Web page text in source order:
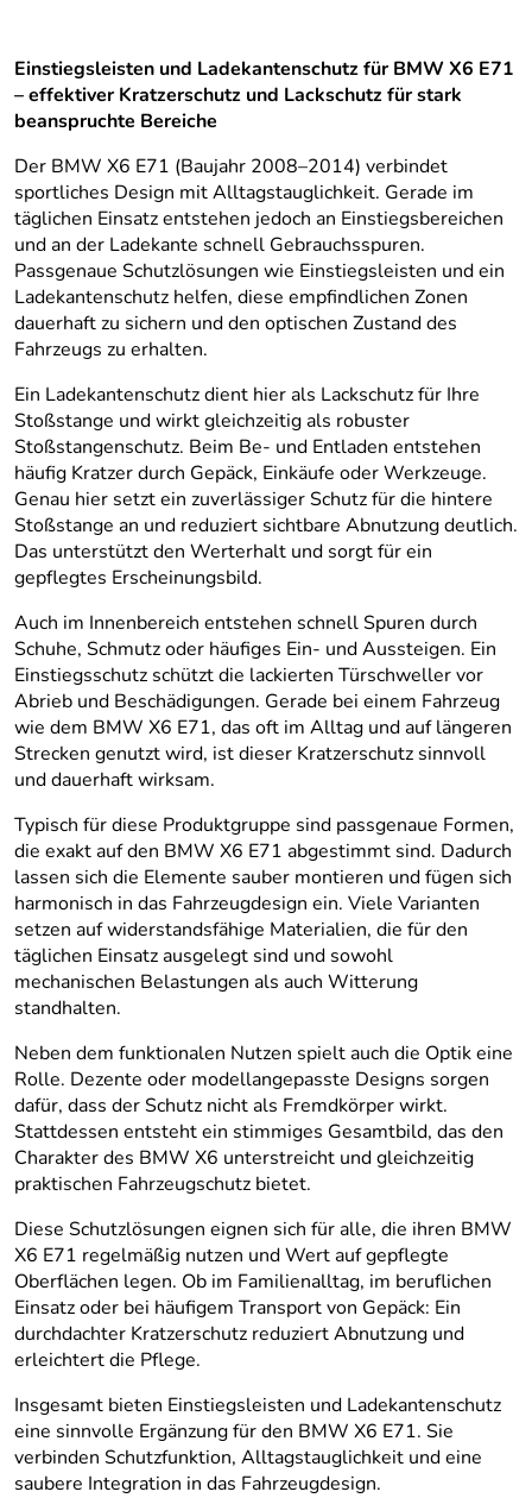
Einstiegsleisten und Ladekantenschutz für BMW X6 E71
– effektiver Kratzerschutz und Lackschutz für stark
beanspruchte Bereiche
Der BMW X6 E71 (Baujahr 2008–2014) verbindet
sportliches Design mit Alltagstauglichkeit. Gerade im
täglichen Einsatz entstehen jedoch an Einstiegsbereichen
und an der Ladekante schnell Gebrauchsspuren.
Passgenaue Schutzlösungen wie Einstiegsleisten und ein
Ladekantenschutz helfen, diese empfindlichen Zonen
dauerhaft zu sichern und den optischen Zustand des
Fahrzeugs zu erhalten.
Ein Ladekantenschutz dient hier als Lackschutz für Ihre
Stoßstange und wirkt gleichzeitig als robuster
Stoßstangenschutz. Beim Be- und Entladen entstehen
häufig Kratzer durch Gepäck, Einkäufe oder Werkzeuge.
Genau hier setzt ein zuverlässiger Schutz für die hintere
Stoßstange an und reduziert sichtbare Abnutzung deutlich.
Das unterstützt den Werterhalt und sorgt für ein
gepflegtes Erscheinungsbild.
Auch im Innenbereich entstehen schnell Spuren durch
Schuhe, Schmutz oder häufiges Ein- und Aussteigen. Ein
Einstiegsschutz schützt die lackierten Türschweller vor
Abrieb und Beschädigungen. Gerade bei einem Fahrzeug
wie dem BMW X6 E71, das oft im Alltag und auf längeren
Strecken genutzt wird, ist dieser Kratzerschutz sinnvoll
und dauerhaft wirksam.
Typisch für diese Produktgruppe sind passgenaue Formen,
die exakt auf den BMW X6 E71 abgestimmt sind. Dadurch
lassen sich die Elemente sauber montieren und fügen sich
harmonisch in das Fahrzeugdesign ein. Viele Varianten
setzen auf widerstandsfähige Materialien, die für den
täglichen Einsatz ausgelegt sind und sowohl
mechanischen Belastungen als auch Witterung
standhalten.
Neben dem funktionalen Nutzen spielt auch die Optik eine
Rolle. Dezente oder modellangepasste Designs sorgen
dafür, dass der Schutz nicht als Fremdkörper wirkt.
Stattdessen entsteht ein stimmiges Gesamtbild, das den
Charakter des BMW X6 unterstreicht und gleichzeitig
praktischen Fahrzeugschutz bietet.
Diese Schutzlösungen eignen sich für alle, die ihren BMW
X6 E71 regelmäßig nutzen und Wert auf gepflegte
Oberflächen legen. Ob im Familienalltag, im beruflichen
Einsatz oder bei häufigem Transport von Gepäck: Ein
durchdachter Kratzerschutz reduziert Abnutzung und
erleichtert die Pflege.
Insgesamt bieten Einstiegsleisten und Ladekantenschutz
eine sinnvolle Ergänzung für den BMW X6 E71. Sie
verbinden Schutzfunktion, Alltagstauglichkeit und eine
saubere Integration in das Fahrzeugdesign.